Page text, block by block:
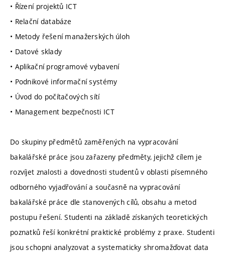
• Řízení projektů ICT
• Relační databáze
• Metody řešení manažerských úloh
• Datové sklady
• Aplikační programové vybavení
• Podnikové informační systémy
• Úvod do počítačových sítí
• Management bezpečnosti ICT
Do skupiny předmětů zaměřených na vypracování
bakalářské práce jsou zařazeny předměty, jejichž cílem je
rozvíjet znalosti a dovednosti studentů v oblasti písemného
odborného vyjadřování a současně na vypracování
bakalářské práce dle stanovených cílů, obsahu a metod
postupu řešení. Studenti na základě získaných teoretických
poznatků řeší konkrétní praktické problémy z praxe. Studenti
jsou schopni analyzovat a systematicky shromažďovat data